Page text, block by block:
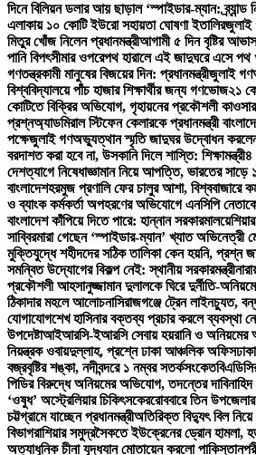
দিনে বিলিয়ন ডলার আয় ছাড়াল ‘স্পাইডার-ম্যান: ব্র্যান্ড
এলাকায় ১০ কোটি ইউরো সহায়তা ঘোষণা ইতালিরজুলাই
মিতুর খোঁজ নিলেন প্রধানমন্ত্রীআগামী ৫ দিন বৃষ্টির আভাস
পানি বিপৎসীমার ওপরেপথ হারালে এই জাদুঘরে এসে
গণতন্ত্রকামী মানুষের বিজয়ের দিন: প্রধানমন্ত্রীজুলাই
বিশ্ববিদ্যালয়ে পাঁচ হাজার শিক্ষার্থীর জন্য গণভোজ২১
কোটিতে বিক্রির অভিযোগ, গৃহায়নের প্রকৌশলী কাওসার
প্রশ্নঅ্যাডমিরাল স্টিফেন কেলারকে প্রধানমন্ত্রী
পক্ষেজুলাই গণঅভ্যুত্থান স্মৃতি জাদুঘর উদ্বোধন করলেন
বরদাশত করা হবে না, উসকানি দিলে শাস্তি: শিক্ষামন্ত্রী৪
দেশত্যাগে নিষেধাজ্ঞামান নিয়ে আপত্তি, ভারতের সাড়ে
বাংলাদেশহরমুজ প্রণালি ফের চালুর আশা, বিশ্ববাজারে
ও ব্যাংক কর্মকর্তা অপহরণের অভিযোগে এনসিপি
বাংলাদেশ কাঁপিয়ে দিতে পারে: হান্নান সরকার
সাব্বিরমারা গেছেন ‘স্পাইডার-ম্যান’ খ্যাত অভিনেত্রী
মুক্তিযুদ্ধে শহীদদের সঠিক তালিকা কেন হয়নি, প্রশ্ন
সমন্বিত উদ্যোগের বিকল্প নেই: স্থানীয় সরকারমন্ত্রী
প্রকৌশলী আহসানুজ্জামান দুলালকে ঘিরে দুর্নীতি-
ঠিকাদার মহলে আলোচনাসিরাজগঞ্জে ট্রেন লাইনচ্যুত,
যোগাযোগশেখ হাসিনার বক্তব্য প্রচার করলে ব্যবস্থা
উপদেষ্টাআইআরসি-ইআরসি সেবায় হয়রানি ও
নিয়ন্ত্রক ওবায়দুল্লাহ, প্রশ্নে ঢাকা আঞ্চলিক অফিস
বজ্রবৃষ্টির শঙ্কা, নদীবন্দরে ১ নম্বর সতর্কসংকেত
পিডির বিরুদ্ধে অনিয়মের অভিযোগ, তদন্তের দাবি
‘ওষুধ’ অস্ট্রেলিয়ার চিকিৎসকেররোববারে তিন
চট্টগ্রামে যাচ্ছেন প্রধানমন্ত্রীঅতিরিক্ত বিদ্যুৎ বিল
বিভাগরাশিয়ার সমুদ্রসৈকতে ইউক্রেনের ড্রোন হামলা,
অত্যাধুনিক চীনা যুদ্ধযান মোতায়েন করলো পাকিস্তান